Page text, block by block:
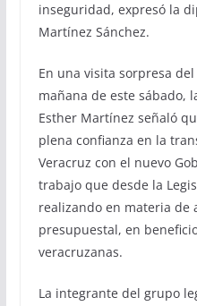
inseguridad, expresó la
Martínez Sánchez.
En una visita sorpresa
mañana de este sábado,
Esther Martínez señaló
plena confianza en la
Veracruz con el nuevo
trabajo que desde la
realizando en materia de
presupuestal, en
veracruzanas.
La integrante del grupo